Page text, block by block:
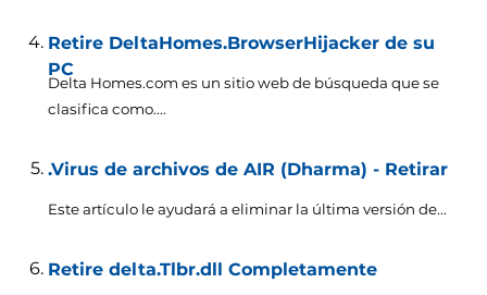
Retire DeltaHomes.BrowserHijacker de su
PC
Delta Homes.com es un sitio web de búsqueda que se
clasifica como....
.Virus de archivos de AIR (Dharma) - Retirar
Este artículo le ayudará a eliminar la última versión de...
Retire delta.Tlbr.dll Completamente